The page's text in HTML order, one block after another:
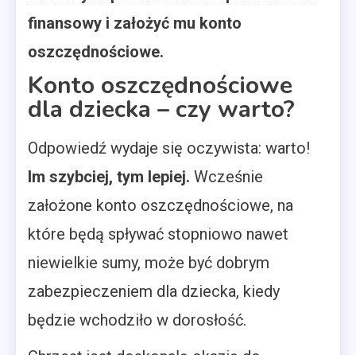
finansowy i założyć mu konto
oszczędnościowe.
Konto oszczędnościowe
dla dziecka – czy warto?
Odpowiedź wydaje się oczywista: warto!
Im szybciej, tym lepiej. Wcześnie
założone konto oszczędnościowe, na
które będą spływać stopniowo nawet
niewielkie sumy, może być dobrym
zabezpieczeniem dla dziecka, kiedy
będzie wchodziło w dorosłość.